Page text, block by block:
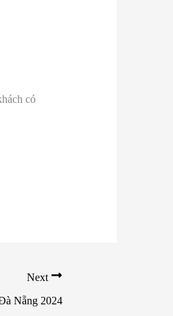
có
Next
Nẵng 2024